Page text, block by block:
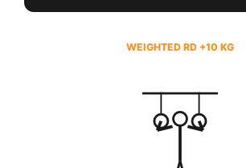
WEIGHTED RD +10 KG